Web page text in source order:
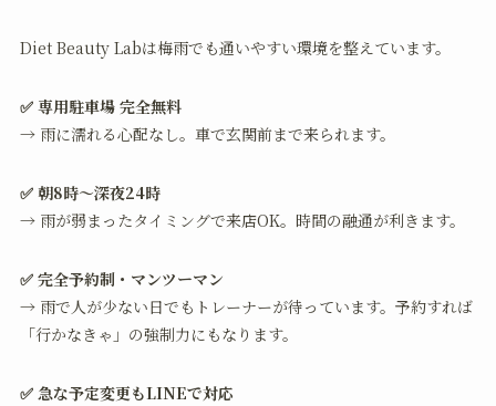
Diet Beauty Labは梅雨でも通いやすい環境を整えています。
✅ 専用駐車場 完全無料
→ 雨に濡れる心配なし。車で玄関前まで来られます。
✅ 朝8時〜深夜24時
→ 雨が弱まったタイミングで来店OK。時間の融通が利きます。
✅ 完全予約制・マンツーマン
→ 雨で人が少ない日でもトレーナーが待っています。予約すれば
「行かなきゃ」の強制力にもなります。
✅ 急な予定変更もLINEで対応